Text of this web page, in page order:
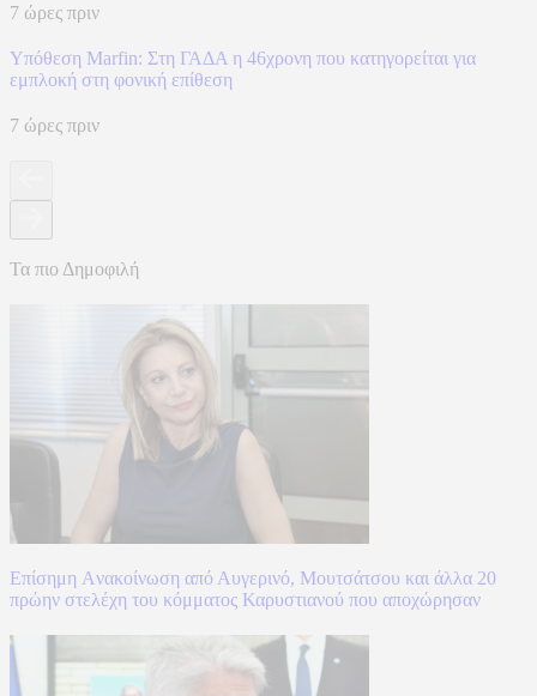
7 ώρες πριν
Υπόθεση Marfin: Στη ΓΑΔΑ η 46χρονη που κατηγορείται για
εμπλοκή στη φονική επίθεση
7 ώρες πριν
Τα πιο Δημοφιλή
Επίσημη Aνακοίνωση από Αυγερινό, Μουτσάτσου και άλλα 20
πρώην στελέχη του κόμματος Καρυστιανού που αποχώρησαν